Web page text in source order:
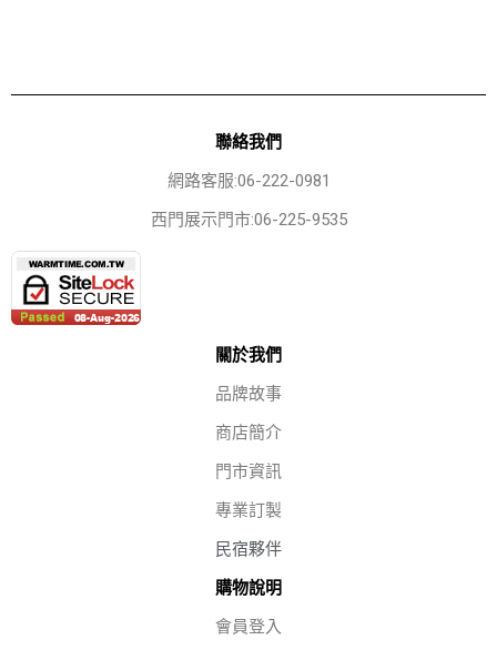
聯絡我們
網路客服:06-222-0981
西門展示門市:06-225-9535
關於我們
品牌故事
商店簡介
門市資訊
專業訂製
民宿夥伴
購物說明
會員登入